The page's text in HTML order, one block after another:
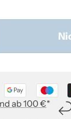
ab 100 €*